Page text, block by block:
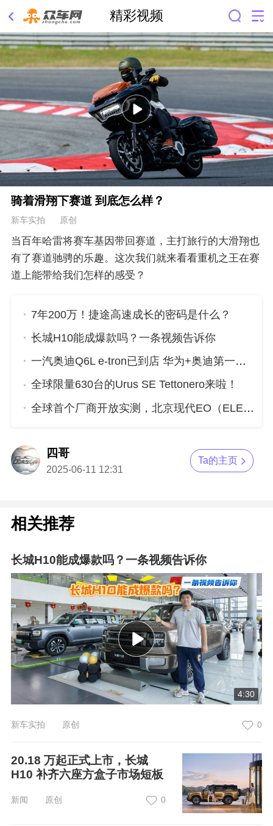
精彩视频
骑着滑翔下赛道 到底怎么样？
新车实拍 原创
当百年哈雷将赛车基因带回赛道，主打旅行的大滑翔也
有了赛道驰骋的乐趣。这次我们就来看看重机之王在赛
道上能带给我们怎样的感受？
7年200万！捷途高速成长的密码是什么？
长城H10能成爆款吗？一条视频告诉你
一汽奥迪Q6L e-tron已到店 华为+奥迪第一车究竟有啥硬核实力？
全球限量630台的Urus SE Tettonero来啦！
全球首个厂商开放实测，北京现代EO（ELEXIO）重新定义新质安全
四哥
2025-06-11 12:31
Ta的主页
相关推荐
长城H10能成爆款吗？一条视频告诉你
4:30
新车实拍 原创 0
20.18 万起正式上市，长城
H10 补齐六座方盒子市场短板
新闻 原创 0